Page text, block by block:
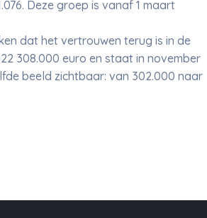
Deze groep is vanaf 1 maart
dat het vertrouwen terug is in de
308.000 euro en staat in november
beeld zichtbaar: van 302.000 naar